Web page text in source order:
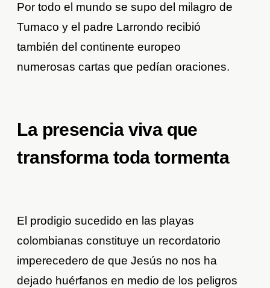
Por todo el mundo se supo del milagro de
Tumaco y el padre Larrondo recibió
también del continente europeo
numerosas cartas que pedían oraciones.
La presencia viva que
transforma toda tormenta
El prodigio sucedido en las playas
colombianas constituye un recordatorio
imperecedero de que Jesús no nos ha
dejado huérfanos en medio de los peligros